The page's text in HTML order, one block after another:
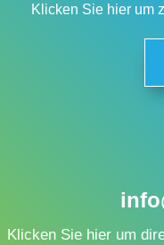
Klicken Sie hier um
Klicken Sie hier um